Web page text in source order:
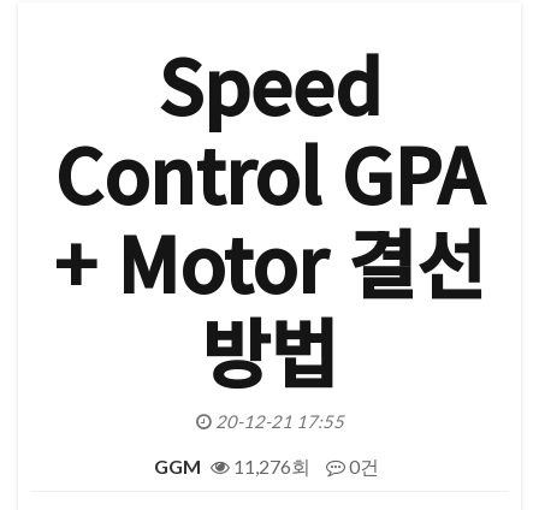
Speed
Control GPA
+ Motor 결선
방법
20-12-21 17:55
GGM 11,276회 0건